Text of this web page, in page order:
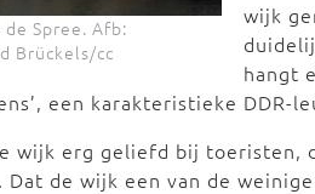
Spree. Afb:
Brückels/cc
wijk
hangt
een karakteristieke DDR-
wijk erg geliefd bij toeristen,
Dat de wijk een van de